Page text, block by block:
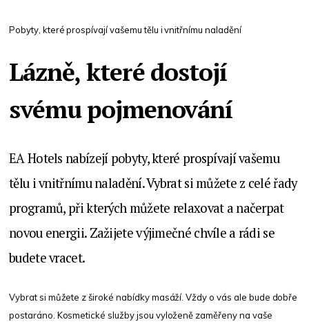
Pobyty, které prospívají vašemu tělu i vnitřnímu naladění
Lázně, které dostojí
svému pojmenování
EA Hotels nabízejí pobyty, které prospívají vašemu
tělu i vnitřnímu naladění. Vybrat si můžete z celé řady
programů, při kterých můžete relaxovat a načerpat
novou energii. Zažijete výjimečné chvíle a rádi se
budete vracet.
Vybrat si můžete z široké nabídky masáží. Vždy o vás ale bude dobře
postaráno. Kosmetické služby jsou vyloženě zaměřeny na vaše